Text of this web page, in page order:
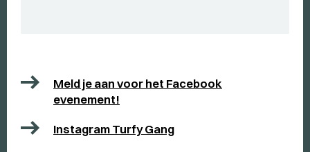
Meld je aan voor het Facebook
evenement!
Instagram Turfy Gang